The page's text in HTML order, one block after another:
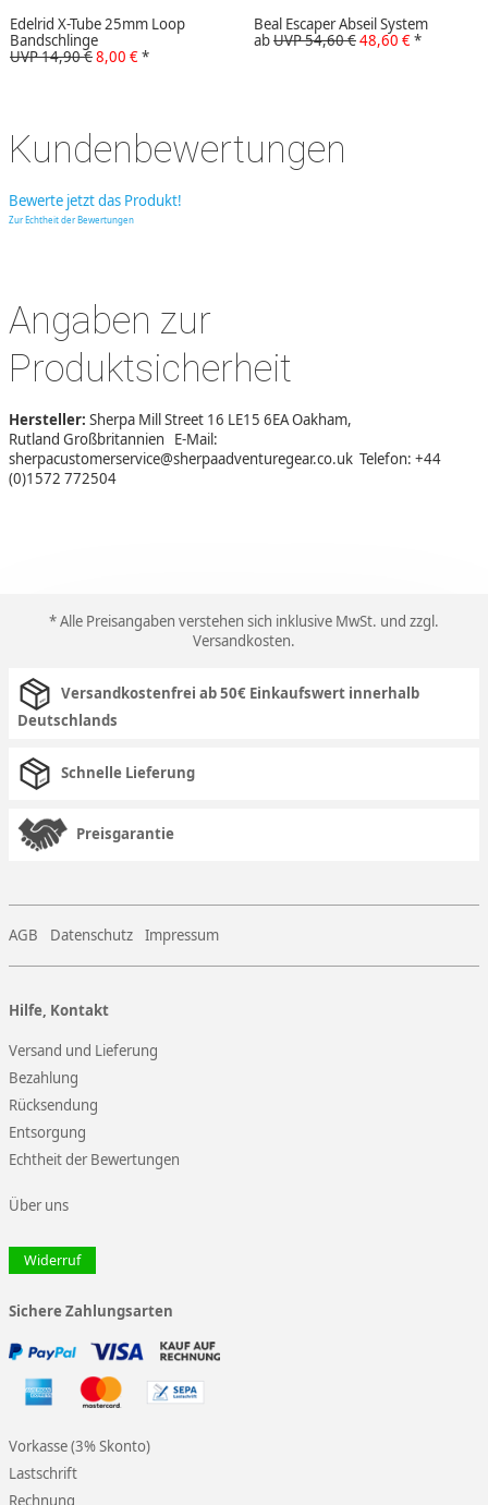
Edelrid X-Tube 25mm Loop
Bandschlinge
UVP 14,90 €8,00 €*
Beal Escaper Abseil System
abUVP 54,60 €48,60 €*
Kundenbewertungen
Bewerte jetzt das Produkt!
Zur Echtheit der Bewertungen
Angaben zur
Produktsicherheit
Hersteller: Sherpa Mill Street 16 LE15 6EA Oakham,
Rutland Großbritannien E-Mail:
sherpacustomerservice@sherpaadventuregear.co.uk Telefon: +44
(0)1572 772504
* Alle Preisangaben verstehen sich inklusive MwSt. und zzgl.
Versandkosten.
Versandkostenfrei ab 50€ Einkaufswert innerhalb
Deutschlands
Schnelle Lieferung
Preisgarantie
AGB Datenschutz Impressum
Hilfe, Kontakt
Versand und Lieferung
Bezahlung
Rücksendung
Entsorgung
Echtheit der Bewertungen
Über uns
Widerruf
Sichere Zahlungsarten
Vorkasse (3% Skonto)
Lastschrift
Rechnung